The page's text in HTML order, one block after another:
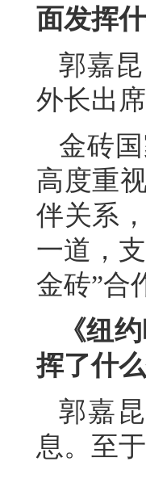
面发挥
郭嘉
外长出
金砖
高度重
伴关系
一道，
金砖”合
《纽
挥了什
郭嘉
息。至